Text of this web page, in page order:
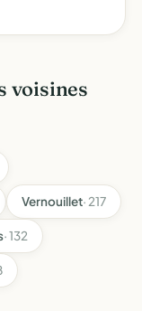
voisines
Vernouillet· 217
· 132